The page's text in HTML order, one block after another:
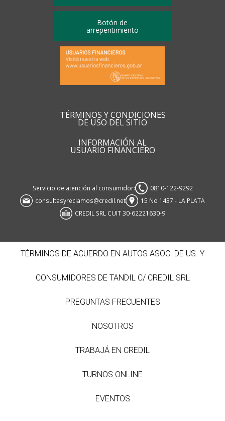
Botón de
arrepentimiento
TÉRMINOS Y CONDICIONES
DE USO DEL SITIO
INFORMACIÓN AL
USUARIO FINANCIERO
Servicio de atención al consumidor:
0810-122-9292
consultasyreclamos@credil.net
15 No 1437 - LA PLATA
CREDIL SRL CUIT 30-62221630-9
TÉRMINOS DE ACUERDO EN AUTOS ASOC. DE US. Y
CONSUMIDORES DE TANDIL C/ CREDIL SRL
PREGUNTAS FRECUENTES
NOSOTROS
TRABAJÁ EN CREDIL
TURNOS ONLINE
EVENTOS